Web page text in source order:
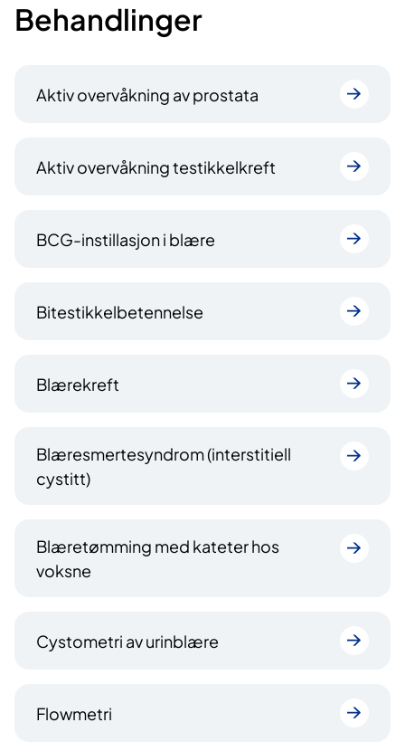
Behandlinger
Aktiv overvåkning av prostata
Aktiv overvåkning testikkelkreft
BCG-instillasjon i blære
Bitestikkelbetennelse
Blærekreft
Blæresmertesyndrom (interstitiell
cystitt)
Blæretømming med kateter hos
voksne
Cystometri av urinblære
Flowmetri